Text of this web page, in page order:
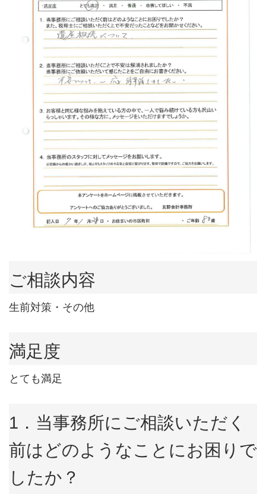
ご相談内容
生前対策・その他
満足度
とても満足
1．当事務所にご相談いただく
前はどのようなことにお困りで
したか？